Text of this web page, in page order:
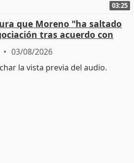
03:25
que Moreno "ha saltado
tras acuerdo con
03/08/2026